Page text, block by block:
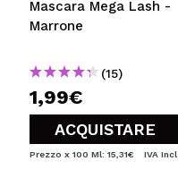
Mascara Mega Lash -
Marrone
(15)
1,99€
ACQUISTARE
Prezzo x 100 Ml: 15,31€ IVA Incl.